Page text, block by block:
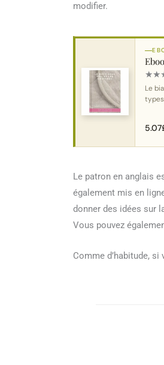
modifier.
★★
Le
5.07
Le patron en anglais
également mis en
donner des idées sur
Vous pouvez
Comme d’habitude,